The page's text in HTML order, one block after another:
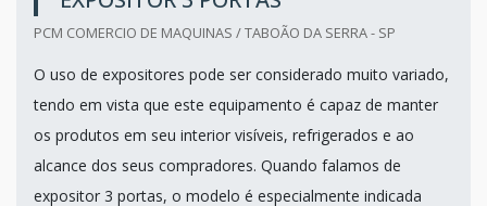
PCM COMERCIO DE MAQUINAS / TABOÃO DA SERRA - SP
O uso de expositores pode ser considerado muito variado,
tendo em vista que este equipamento é capaz de manter
os produtos em seu interior visíveis, refrigerados e ao
alcance dos seus compradores. Quando falamos de
expositor 3 portas, o modelo é especialmente indicada